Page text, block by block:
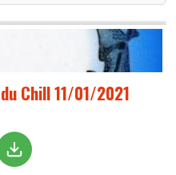
Chill 11/01/2021